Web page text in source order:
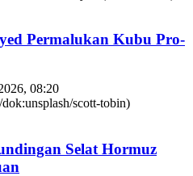
Permalukan Kubu Pro-
08:20
Selat Hormuz